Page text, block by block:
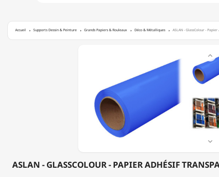
Accueil Supports Dessin & Peinture Grands Papiers & Rouleaux Déco & Métalliques ASLAN - GlassColour -
ASLAN - GLASSCOLOUR - PAPIER ADHÉSIF

